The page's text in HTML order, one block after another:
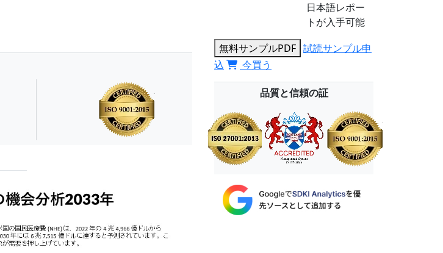
日本語レポー
トが入手可能
無料サンプルPDF 試読サンプル申
込
今買う
品質と信頼の証